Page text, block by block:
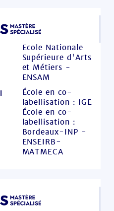
Ecole Nationale
Supérieure d'Arts
et Métiers -
ENSAM
École en co-
labellisation : IGE
École en co-
labellisation :
Bordeaux-INP -
ENSEIRB-
MATMECA